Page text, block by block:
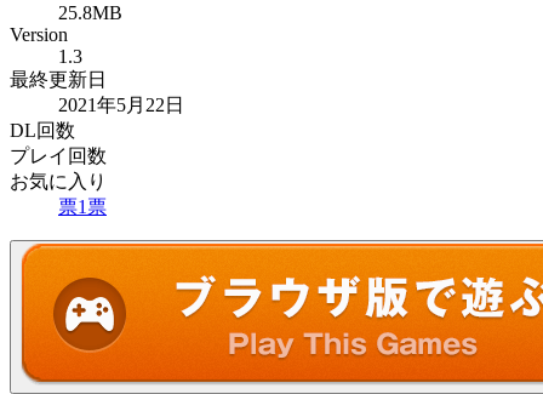
25.8MB
Version
1.3
最終更新日
2021年5月22日
DL回数
プレイ回数
お気に入り
票1 票